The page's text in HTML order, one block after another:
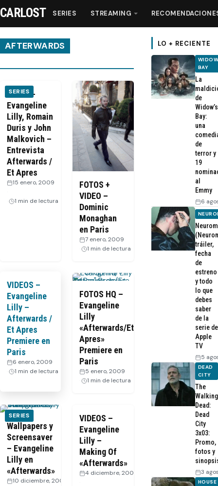
Streaming
Recomendaciones
Videos
Webisodios
CARLOST SERIES STREAMING
AFTERWARDS
SERIES
VIDEO –
Evangeline
Lilly, Romain
Duris y John
Malkovich –
Entrevista
Afterwards /
Et Apres
15 enero, 2009
1 min de lectura
FOTOS +
VIDEO –
Dominic
Monaghan
en Paris
7 enero, 2009
1 min de lectura
VIDEOS –
Evangeline
Lilly –
Afterwards /
Et Apres
Premiere en
Paris
6 enero, 2009
1 min de lectura
FOTOS HQ –
Evangeline
Lilly
«Afterwards/Et
Apres»
Premiere en
Paris
5 enero, 2009
1 min de lectura
SERIES
Wallpapers y
Screensaver
– Evangeline
Lilly en
«Afterwards»
10 diciembre, 2008
VIDEOS –
Evangeline
Lilly –
Making Of
«Afterwards»
4 diciembre, 2008
LO + RECIENTE
BAY
La
de
Widow’s
Bay:
una
de
terror y
19
al
Emmy
6
tráiler,
fecha
de
estreno
y todo
lo que
debes
saber
de la
serie de
Apple
TV
5
DEAD
CITY
The
Walking
Dead:
Dead
City
3x03:
Promo,
fotos y
3
HOUSE